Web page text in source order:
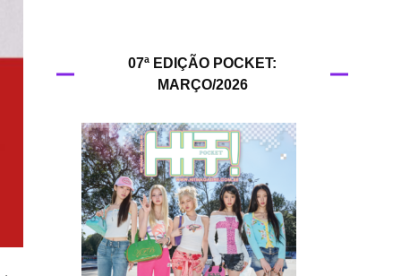
HIT!Vem aí
Panfletando
07ª EDIÇÃO POCKET:
MARÇO/2026